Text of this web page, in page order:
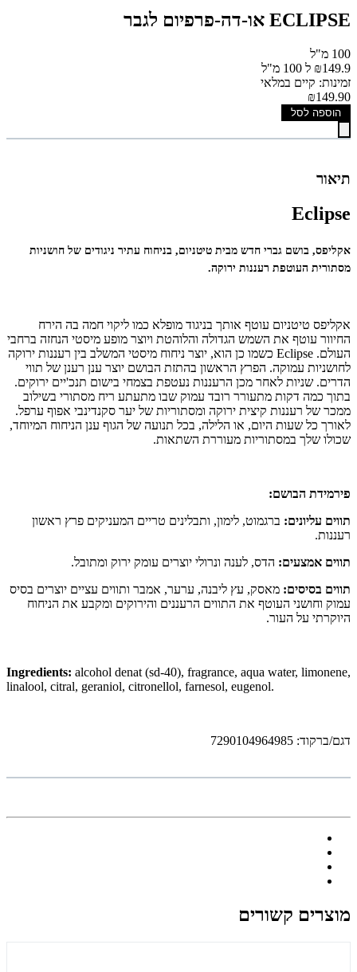
ECLIPSE או-דה-פרפיום לגבר
100 מ"ל
₪149.9 ל 100 מ"ל
זמינות: קיים במלאי
₪149.90
הוספה לסל
תיאור
Eclipse
אקליפס, בושם גברי חדש מבית טיטניום, בניחוח עתיר ניגודים של חושניות
מסתורית העוטפת רעננות ירוקה.
אקליפס טיטניום עוטף אותך בניגוד מופלא כמו ליקוי חמה בה הירח
החיוור עוטף את השמש הגדולה והלוהטת ויוצר מופע מיסטי הנחזה ברחבי
העולם. Eclipse כשמו כן הוא, יוצר ניחוח מיסטי המשלב בין רעננות ירוקה
לחושניות עמוקה. הפרץ הראשון בהתזת הבושם יוצר ענן רענן של תווי
הדרים. שניות לאחר מכן הרעננות נעטפת בצמחי בישום תנכ'יים ירוקים.
בתוך כמה דקות מתעורר רובד עמוק שבו מתעתע ריח מסתורי בשילוב
ממכר של רעננות קיצית ירוקה ומסתוריות של יער סקנדינבי אפוף ערפל.
לאורך כל שעות היום, או הלילה, בכל תנועה של הגוף ענן הניחוח המיוחד,
שכולו שלך במסתוריות מעוררת השתאות.
פירמידת הבושם:
תווים עליונים: ברגמוט, לימון, ותבלינים טריים המעניקים פרץ ראשון
רעננות.
תווים אמצעים: הדס, לענה ונרולי יוצרים עומק ירוק ומתובל.
תווים בסיסים: מאסק, עץ ליבנה, ערער, אמבר ותווים עציים יוצרים בסיס
עמוק וחושני העוטף את התווים הרעננים והירוקים ומקבע את הניחוח
היוקרתי על העור.
Ingredients: alcohol denat (sd-40), fragrance, aqua water, limonene,
linalool, citral, geraniol, citronellol, farnesol, eugenol.
דגם/ברקוד: 7290104964985
מוצרים קשורים